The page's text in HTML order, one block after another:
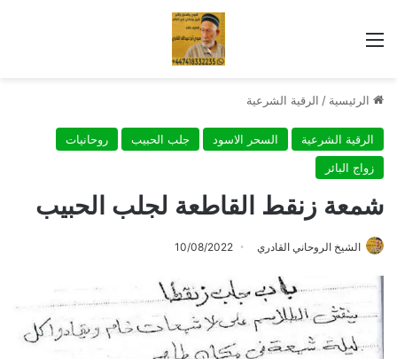
القائمة
الرئيسية / الرقية الشرعية
الرقية الشرعية السحر الاسود جلب الحبيب
روحانيات
زواج البائر
شمعة زنقط القاطعة لجلب الحبيب
الشيخ الروحاني القادري 10/08/2022